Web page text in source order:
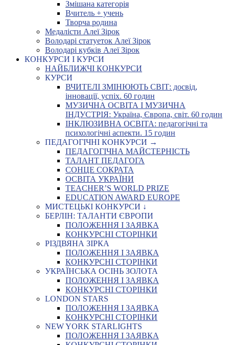
Змішана категорія
Вчитель + учень
Творча родина
Медалісти Алеї Зірок
Володарі статуеток Алеї Зірок
Володарі кубків Алеї Зірок
КОНКУРСИ І КУРСИ
НАЙБЛИЖЧІ КОНКУРСИ
КУРСИ
ВЧИТЕЛІ ЗМІНЮЮТЬ СВІТ: досвід,
інновації, успіх. 60 годин
МУЗИЧНА ОСВІТА І МУЗИЧНА
ІНДУСТРІЯ: Україна, Європа, світ. 60 годин
ІНКЛЮЗИВНА ОСВІТА: педагогічні та
психологічні аспекти. 15 годин
ПЕДАГОГІЧНІ КОНКУРСИ →
ПЕДАГОГІЧНА МАЙСТЕРНІСТЬ
ТАЛАНТ ПЕДАГОГА
СОНЦЕ СОКРАТА
ОСВІТА УКРАЇНИ
TEACHER’S WORLD PRIZE
EDUCATION AWARD EUROPE
МИСТЕЦЬКІ КОНКУРСИ ↓
БЕРЛІН: ТАЛАНТИ ЄВРОПИ
ПОЛОЖЕННЯ І ЗАЯВКА
КОНКУРСНІ СТОРІНКИ
РІЗДВЯНА ЗІРКА
ПОЛОЖЕННЯ І ЗАЯВКА
КОНКУРСНІ СТОРІНКИ
УКРАЇНСЬКА ОСІНЬ ЗОЛОТА
ПОЛОЖЕННЯ І ЗАЯВКА
КОНКУРСНІ СТОРІНКИ
LONDON STARS
ПОЛОЖЕННЯ І ЗАЯВКА
КОНКУРСНІ СТОРІНКИ
NEW YORK STARLIGHTS
ПОЛОЖЕННЯ І ЗАЯВКА